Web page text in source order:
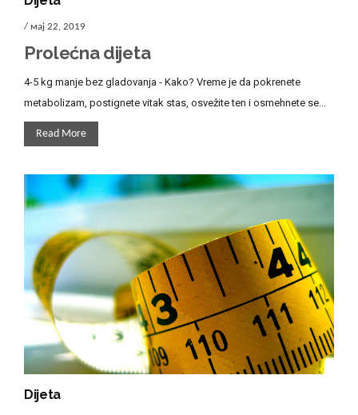
/ мај 22, 2019
Prolećna dijeta
4-5 kg manje bez gladovanja - Kako? Vreme je da pokrenete
metabolizam, postignete vitak stas, osvežite ten i osmehnete se...
Read More
Dijeta